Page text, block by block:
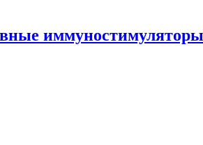
иммуностимуляторы